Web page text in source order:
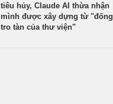
tiêu hủy, Claude AI thừa nhận
mình được xây dựng từ "đống
tro tàn của thư viện"